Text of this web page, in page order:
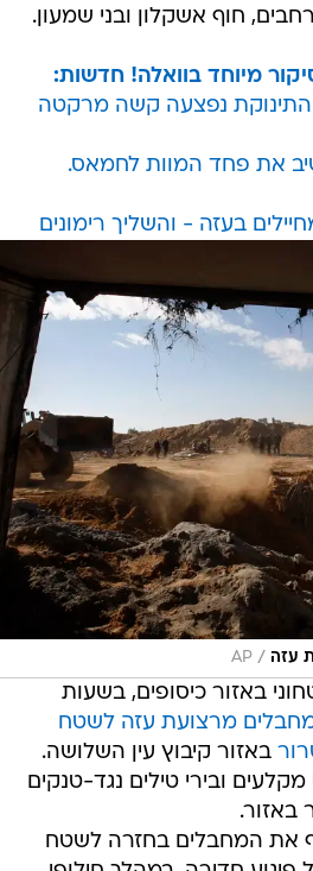
חוף אשקלון ובני שמעון.
מיוחד בוואלה! חדשות:
ובתו התינוקת נפצעה קשה מרקטה
את פחד המוות לחמאס.
בעזה - והשליך רימונים
עזה /
AP
באזור כיסופים, בשעות
מחבלים מרצועת עזה לשטח
באזור קיבוץ עין השלושה.
ובירי טילים נגד-טנקים
באזור.
את המחבלים בחזרה לשטח